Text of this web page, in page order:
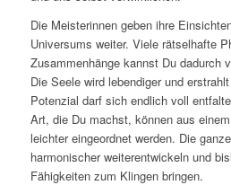
Die Meisterinnen geben ihre
Universums weiter. Viele rätselhafte
Zusammenhänge kannst Du dadurch
Die Seele wird lebendiger und
Potenzial darf sich endlich voll
Art, die Du machst, können aus
leichter eingeordnet werden. Die
harmonischer weiterentwickeln und
Fähigkeiten zum Klingen bringen.